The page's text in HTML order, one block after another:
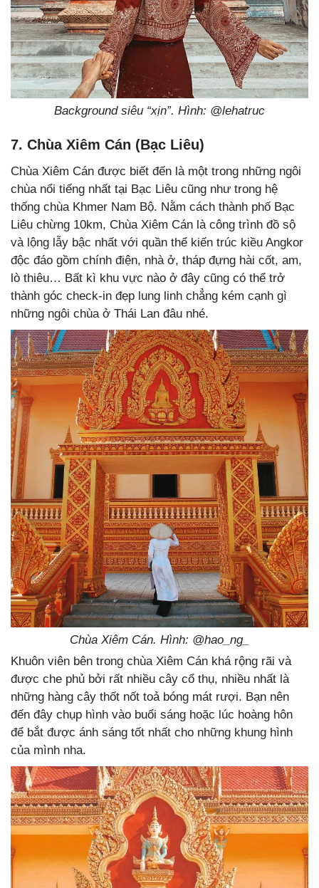
Background siêu “xịn”. Hình: @lehatruc
7. Chùa Xiêm Cán (Bạc Liêu)
Chùa Xiêm Cán được biết đến là một trong những ngôi
chùa nổi tiếng nhất tại Bạc Liêu cũng như trong hệ
thống chùa Khmer Nam Bộ. Nằm cách thành phố Bạc
Liêu chừng 10km, Chùa Xiêm Cán là công trình đồ sộ
và lộng lẫy bậc nhất với quần thể kiến trúc kiều Angkor
độc đáo gồm chính điện, nhà ở, tháp đựng hài cốt, am,
lò thiêu… Bất kì khu vực nào ở đây cũng có thể trở
thành góc check-in đẹp lung linh chẳng kém cạnh gì
những ngôi chùa ở Thái Lan đâu nhé.
Chùa Xiêm Cán. Hình: @hao_ng_
Khuôn viên bên trong chùa Xiêm Cán khá rộng rãi và
được che phủ bởi rất nhiều cây cổ thụ, nhiều nhất là
những hàng cây thốt nốt toả bóng mát rượi. Bạn nên
đến đây chụp hình vào buổi sáng hoặc lúc hoàng hôn
để bắt được ánh sáng tốt nhất cho những khung hình
của mình nha.